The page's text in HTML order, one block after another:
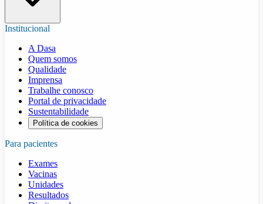
Institucional
A Dasa
Quem somos
Qualidade
Imprensa
Trabalhe conosco
Portal de privacidade
Sustentabilidade
Política de cookies
Para pacientes
Exames
Vacinas
Unidades
Resultados